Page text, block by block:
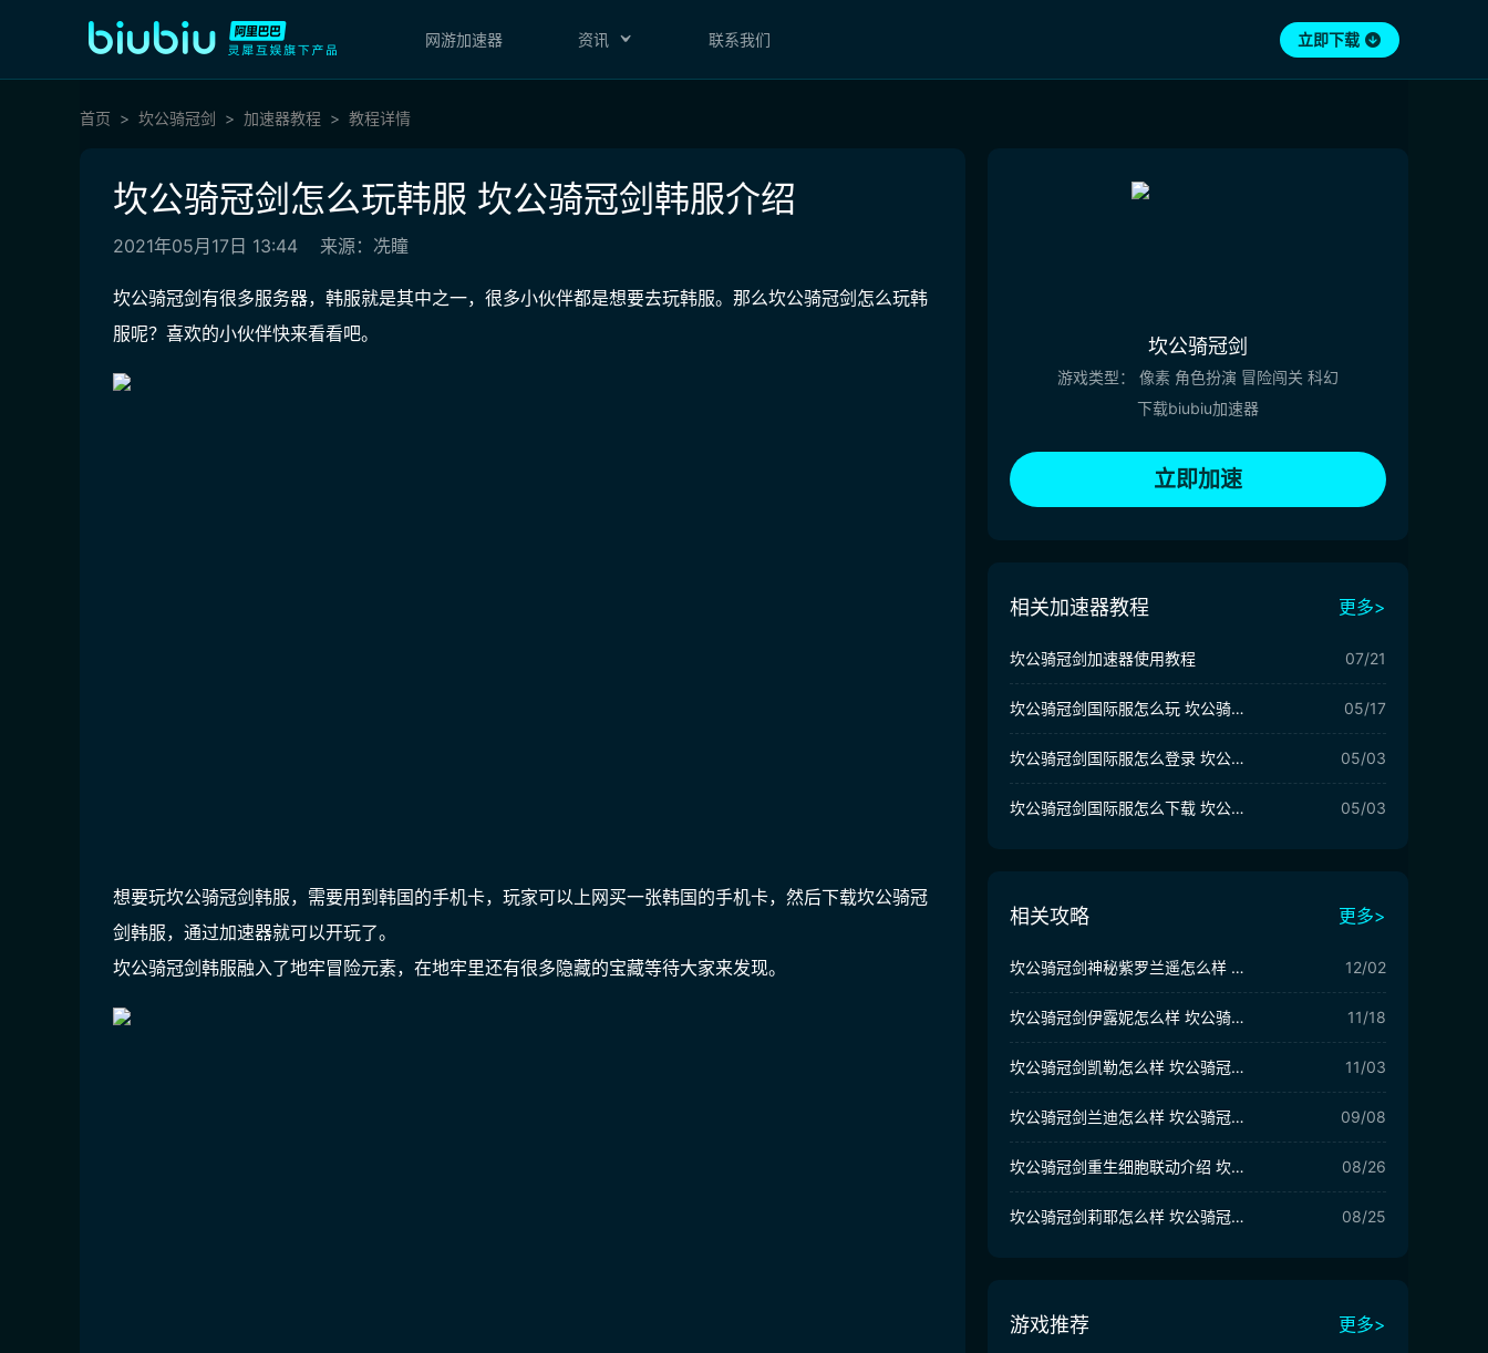
网游加速器 资讯 联系我们 立即下载
首页 坎公骑冠剑 加速器教程 教程详情
坎公骑冠剑怎么玩韩服 坎公骑冠剑韩服介绍
2021年05月17日 13:44 来源：冼瞳
坎公骑冠剑有很多服务器，韩服就是其中之一，很多小伙伴都是想要去玩韩服。那么坎公骑冠剑怎么玩韩
服呢？喜欢的小伙伴快来看看吧。
想要玩坎公骑冠剑韩服，需要用到韩国的手机卡，玩家可以上网买一张韩国的手机卡，然后下载坎公骑冠
剑韩服，通过加速器就可以开玩了。
坎公骑冠剑韩服融入了地牢冒险元素，在地牢里还有很多隐藏的宝藏等待大家来发现。
坎公骑冠剑
游戏类型： 像素 角色扮演 冒险闯关 科幻
下载biubiu加速器
立即加速
相关加速器教程 更多>
坎公骑冠剑加速器使用教程 07/21
坎公骑冠剑国际服怎么玩 坎公骑冠剑国际服玩法介绍 05/17
坎公骑冠剑国际服怎么登录 坎公骑冠剑国际服登陆方法介绍 05/03
坎公骑冠剑国际服怎么下载 坎公骑冠剑国际服下载攻略 05/03
相关攻略 更多>
坎公骑冠剑神秘紫罗兰遥怎么样 坎公骑冠剑神秘紫罗兰遥强度一览 12/02
坎公骑冠剑伊露妮怎么样 坎公骑冠剑伊露妮强度分析 11/18
坎公骑冠剑凯勒怎么样 坎公骑冠剑凯勒技能强度解析 11/03
坎公骑冠剑兰迪怎么样 坎公骑冠剑兰迪强度解析 09/08
坎公骑冠剑重生细胞联动介绍 坎公骑冠剑重生细胞联动有哪些内容 08/26
坎公骑冠剑莉耶怎么样 坎公骑冠剑莉耶介绍 08/25
游戏推荐 更多>